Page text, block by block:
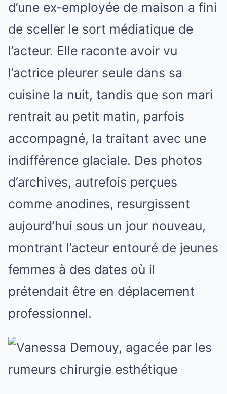
d’une ex-employée de maison a fini
de sceller le sort médiatique de
l’acteur. Elle raconte avoir vu
l’actrice pleurer seule dans sa
cuisine la nuit, tandis que son mari
rentrait au petit matin, parfois
accompagné, la traitant avec une
indifférence glaciale. Des photos
d’archives, autrefois perçues
comme anodines, resurgissent
aujourd’hui sous un jour nouveau,
montrant l’acteur entouré de jeunes
femmes à des dates où il
prétendait être en déplacement
professionnel.